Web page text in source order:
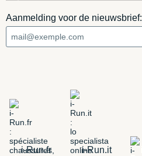
Aanmelding voor de nieuwsbrief:
i-Run.fr i-Run.it